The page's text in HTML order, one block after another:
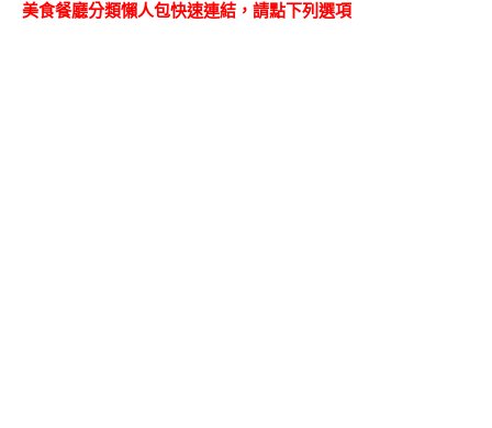
美食餐廳分類懶人包快速連結，請點下列選項